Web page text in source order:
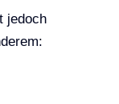
jedoch